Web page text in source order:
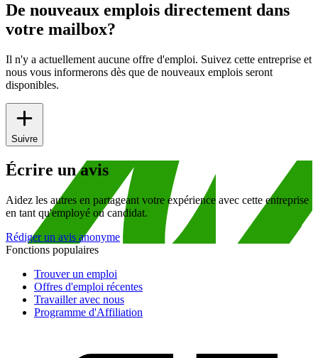
De nouveaux emplois directement dans
votre mailbox?
Il n'y a actuellement aucune offre d'emploi. Suivez cette entreprise et
nous vous informerons dès que de nouveaux emplois seront
disponibles.
Suivre
Écrire un avis
Aidez les autres en partageant votre expérience avec cette entreprise
en tant qu'employé ou candidat.
Rédiger un avis anonyme
Fonctions populaires
Trouver un emploi
Offres d'emploi récentes
Travailler avec nous
Programme d'Affiliation